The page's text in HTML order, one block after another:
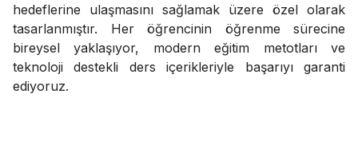
hedeflerine ulaşmasını sağlamak üzere özel olarak
tasarlanmıştır. Her öğrencinin öğrenme sürecine
bireysel yaklaşıyor, modern eğitim metotları ve
teknoloji destekli ders içerikleriyle başarıyı garanti
ediyoruz.